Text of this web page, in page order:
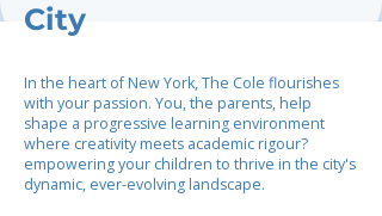
City
In the heart of New York, The Cole flourishes
with your passion. You, the parents, help
shape a progressive learning environment
where creativity meets academic rigour?
empowering your children to thrive in the city's
dynamic, ever-evolving landscape.